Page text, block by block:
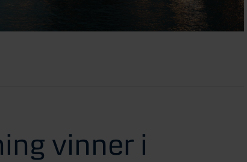
vinner i